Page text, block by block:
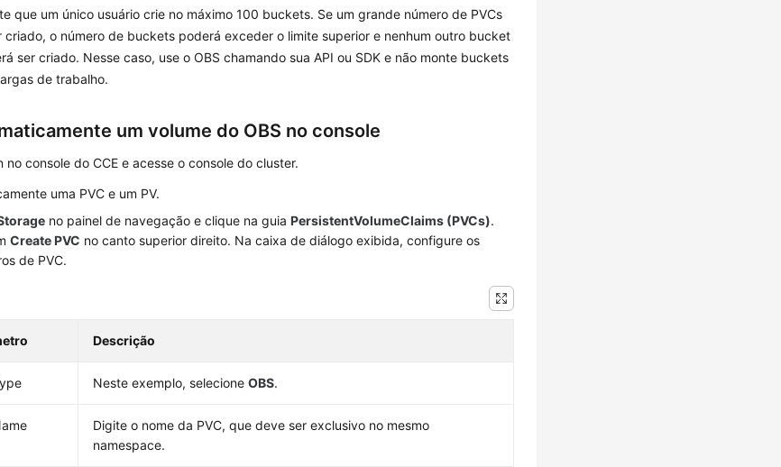
que um único usuário crie no máximo 100 buckets. Se um grande número de PVCs
criado, o número de buckets poderá exceder o limite superior e nenhum outro bucket
ser criado. Nesse caso, use o OBS chamando sua API ou SDK e não monte buckets
de trabalho.
um volume do OBS no console
no console do CCE e acesse o console do cluster.
uma PVC e um PV.
no painel de navegação e clique na guiaPersistentVolumeClaims (PVCs).
Create PVC no canto superior direito. Na caixa de diálogo exibida, configure os
de PVC.
Descrição
Neste exemplo, selecioneOBS.
Digite o nome da PVC, que deve ser exclusivo no mesmo
namespace.